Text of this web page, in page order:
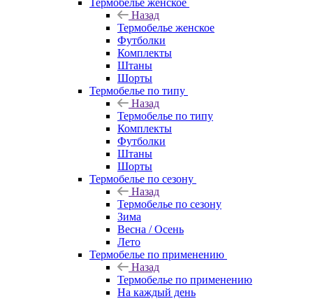
Термобелье женское
Назад
Термобелье женское
Футболки
Комплекты
Штаны
Шорты
Термобелье по типу
Назад
Термобелье по типу
Комплекты
Футболки
Штаны
Шорты
Термобелье по сезону
Назад
Термобелье по сезону
Зима
Весна / Осень
Лето
Термобелье по применению
Назад
Термобелье по применению
На каждый день